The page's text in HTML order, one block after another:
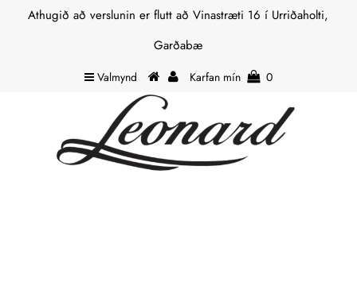
Athugið að verslunin er flutt að Vinastræti 16 í Urriðaholti,
Garðabæ
Valmynd Karfan mín 0